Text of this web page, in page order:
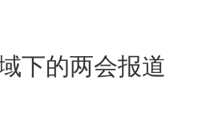
下的两会报道